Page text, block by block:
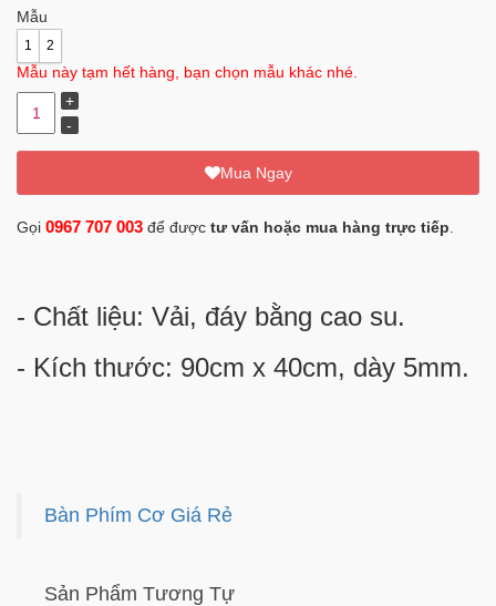
Mẫu
1 2
Mẫu này tạm hết hàng, bạn chọn mẫu khác nhé.
Mua Ngay
Gọi 0967 707 003 để được tư vấn hoặc mua hàng trực tiếp
- Chất liệu: Vải, đáy bằng cao su.
- Kích thước: 90cm x 40cm, dày 5mm.
Bàn Phím Cơ Giá Rẻ
Sản Phẩm Tương Tự